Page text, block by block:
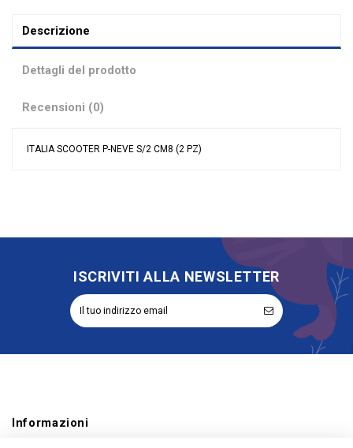
Descrizione
Dettagli del prodotto
Recensioni (0)
ITALIA SCOOTER P-NEVE S/2 CM8 (2 PZ)
Riordinabile No
ISCRIVITI ALLA NEWSLETTER
Informazioni